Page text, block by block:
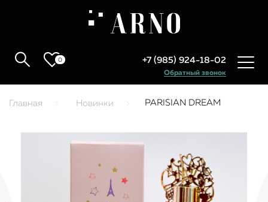
0 +7 (985) 924-18-02
Обратный звонок
Главная Новинки PARISIAN DREAM